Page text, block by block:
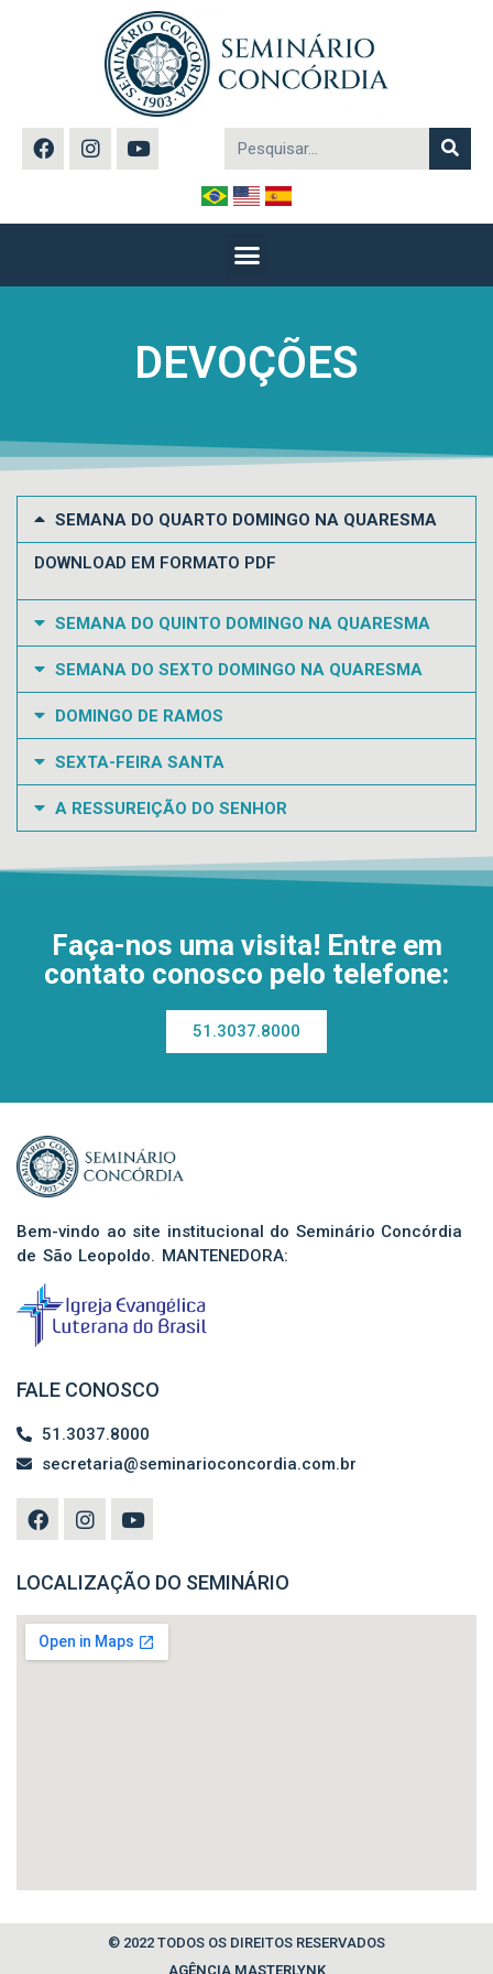
DEVOÇÕES
SEMANA DO QUARTO DOMINGO NA QUARESMA
DOWNLOAD EM FORMATO PDF
SEMANA DO QUINTO DOMINGO NA QUARESMA
SEMANA DO SEXTO DOMINGO NA QUARESMA
DOMINGO DE RAMOS
SEXTA-FEIRA SANTA
A RESSUREIÇÃO DO SENHOR
Faça-nos uma visita! Entre em
contato conosco pelo telefone:
51.3037.8000
Bem-vindo ao site institucional do Seminário Concórdia
de São Leopoldo. MANTENEDORA:
FALE CONOSCO
51.3037.8000
secretaria@seminarioconcordia.com.br
LOCALIZAÇÃO DO SEMINÁRIO
© 2022 TODOS OS DIREITOS RESERVADOS
AGÊNCIA MASTERLYNK